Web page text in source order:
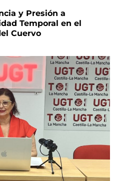
y Presión a
Temporal en el
Cuervo